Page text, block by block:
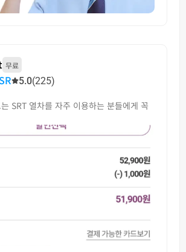
무료
5.0(225)
SRT 열차를 자주 이용하는 분들에게 꼭